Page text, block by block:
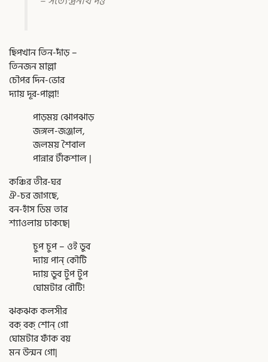
ছিপখান তিন-দাঁড় –
তিনজন মাল্লা
চৌপর দিন-ভোর
দ্যায় দূর-পাল্লা!
পাড়ময় ঝোপঝাড়
জঙ্গল-জঞ্জাল,
জলময় শৈবাল
পান্নার টাঁকশাল |
কঞ্চির তীর-ঘর
ঐ-চর জাগছে,
বন-হাঁস ডিম তার
শ্যাওলায় ঢাকছে|
চুপ চুপ – ওই ডুব
দ্যায় পান্ কৌটি
দ্যায় ডুব টুপ টুপ
ঘোমটার বৌটি!
ঝকঝক কলসীর
বক্ বক্ শোন্ গো
ঘোমটার ফাঁক বয়
মন উন্মন গো|